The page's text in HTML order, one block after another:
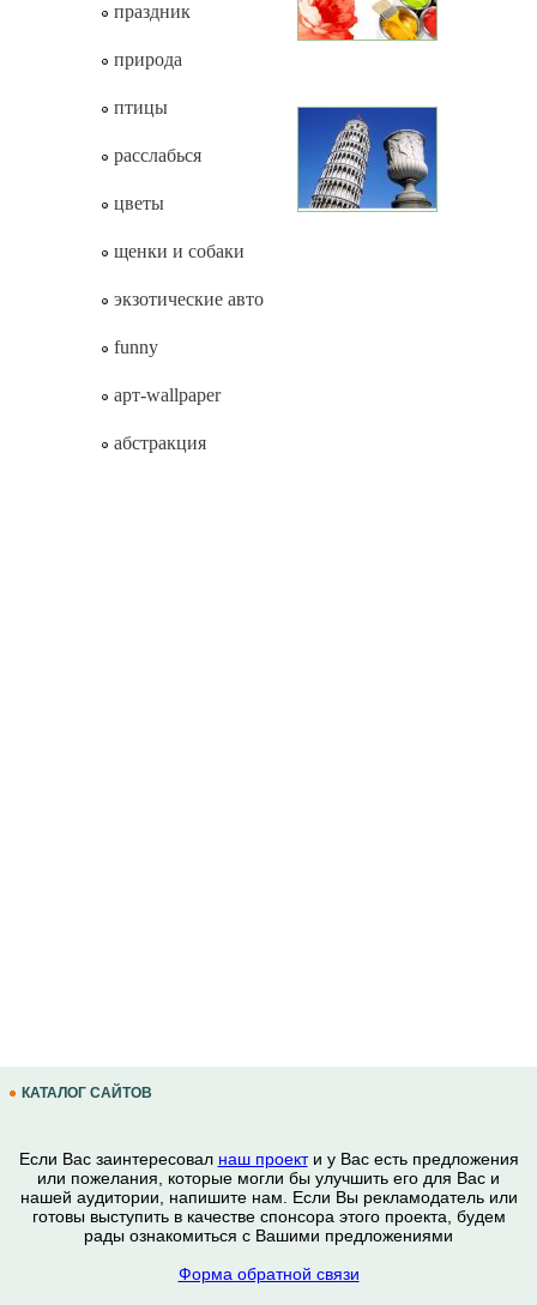
праздник
природа
птицы
расслабься
цветы
щенки и собаки
экзотические авто
funny
арт-wallpaper
абстракция
КАТАЛОГ САЙТОВ
Если Вас заинтересовал наш проекти у Вас есть предложения
или пожелания, которые могли бы улучшить его для Вас и
нашей аудитории, напишите нам. Если Вы рекламодатель или
готовы выступить в качестве спонсора этого проекта, будем
рады ознакомиться с Вашими предложениями
Форма обратной связи